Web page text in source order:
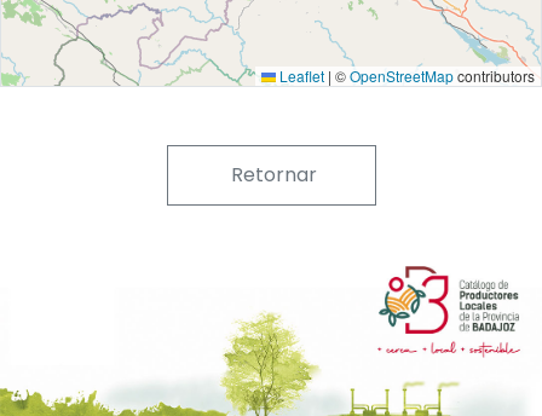
Leaflet | ©OpenStreetMapcontributors
Retornar